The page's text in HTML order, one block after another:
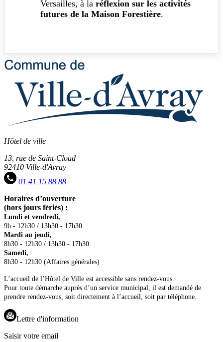
Versailles, à la réflexion sur les activités
futures de la Maison Forestière.
Hôtel de ville
13, rue de Saint-Cloud
92410 Ville-d'Avray
01 41 15 88 88
Horaires d’ouverture
(hors jours fériés) :
Lundi et vendredi,
9h - 12h30 / 13h30 - 17h30
Mardi au jeudi,
8h30 - 12h30 / 13h30 - 17h30
Samedi,
8h30 - 12h30 (Affaires générales)
L’accueil de l’Hôtel de Ville est accessible sans rendez-vous.
Pour toute démarche auprès d’un service municipal, il est demandé de
prendre rendez-vous, soit directement à l’accueil, soit par téléphone.
Lettre d'information
Saisir votre email